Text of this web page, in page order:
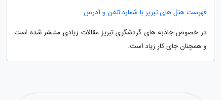
فهرست هتل های تبریز با شماره تلفن و آدرس
در خصوص جاذبه های گردشگری تبریز مقالات زیادی منتشر شده است
و همچنان جای کار زیاد است.